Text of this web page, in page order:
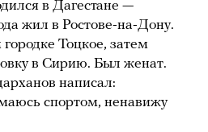
в Дагестане —
жил в Ростове-на-Дону.
Тоцкое, затем
в Сирию. Был женат.
написал:
спортом, нeнавижу